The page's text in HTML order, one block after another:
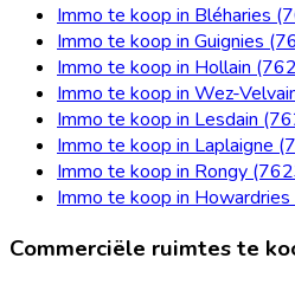
Immo te koop in Bléharies
Immo te koop in Guignies
Immo te koop in Hollain
Immo te koop in Wez-
Immo te koop in Lesdain
Immo te koop in Laplaigne
Immo te koop in Rongy
Immo te koop in
Commerciële ruimtes te